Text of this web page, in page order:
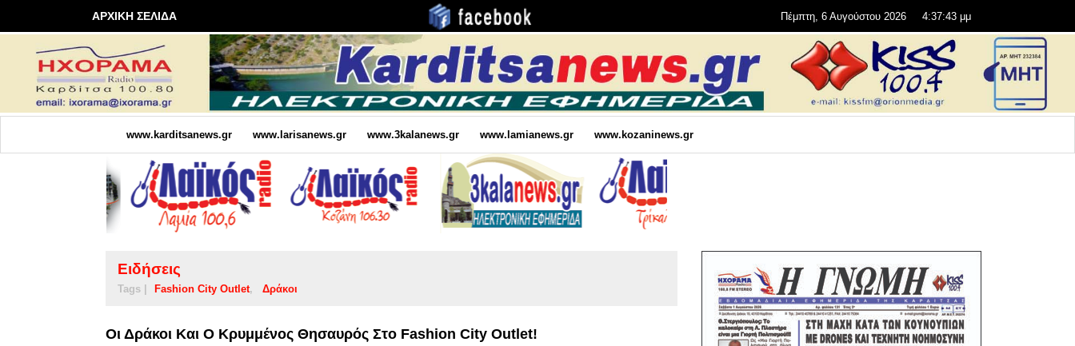
ΑΡΧΙΚΗ ΣΕΛΙΔΑ Πέμπτη, 6 Αυγούστου 2026 4:37:44 μμ
www.karditsanews.gr www.larisanews.gr www.3kalanews.gr www.lamianews.gr www.kozaninews.gr
Ειδήσεις
Tags | Fashion City Outlet Δράκοι
Οι Δράκοι Και Ο Κρυμμένος Θησαυρός Στο Fashion City Outlet!